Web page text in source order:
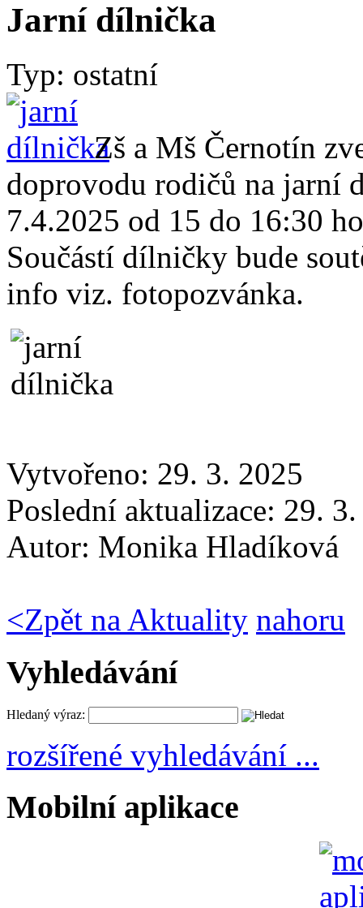
Jarní dílnička
Typ: ostatní
Zš a Mš Černotín
doprovodu rodičů na jarní
7.4.2025 od 15 do 16:30
Součástí dílničky bude
info viz. fotopozvánka.
Vytvořeno: 29. 3. 2025
Poslední aktualizace: 29.
Autor: Monika Hladíková
<Zpět na Aktuality nahoru
Vyhledávání
Hledaný výraz:
rozšířené vyhledávání ...
Mobilní aplikace